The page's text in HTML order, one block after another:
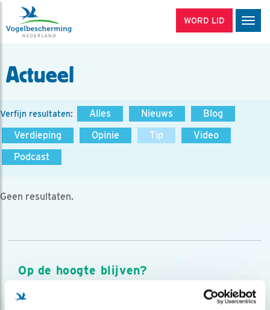
WORD LID
Actueel
Verfijn resultaten: Alles Nieuws
Blog
Verdieping
Opinie Tip
Video
Podcast
Geen resultaten.
Op de hoogte blijven?
Meld je aan en ontvang nieuws, inspiratie, acties en tips
over vogels en activiteiten van Vogelbescherming.